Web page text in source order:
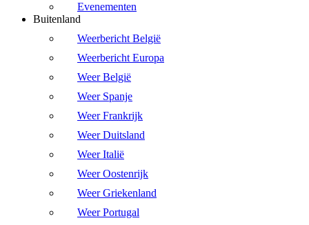
Evenementen
Buitenland
Weerbericht België
Weerbericht Europa
Weer België
Weer Spanje
Weer Frankrijk
Weer Duitsland
Weer Italië
Weer Oostenrijk
Weer Griekenland
Weer Portugal